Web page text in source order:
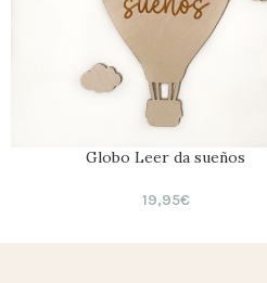
Globo Leer da sueños
19,95€